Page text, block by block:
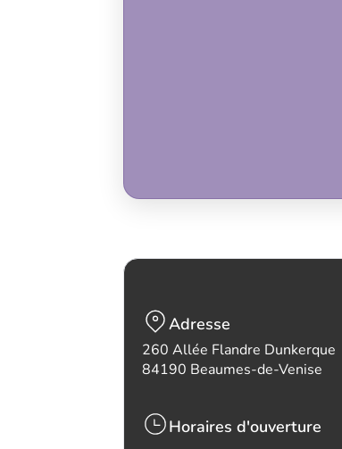
Adresse
260 Allée Flandre Dunkerque
84190 Beaumes-de-Venise
Horaires d'ouverture